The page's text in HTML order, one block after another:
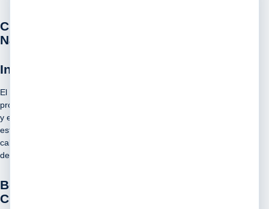
CHILE SHAMPOO CONCENTRADO Shelo
Nabel: Beneficios y usos
Introducción
El
producto innovador que ha revolucionado el mundo de la belleza
y el cuidado capilar. Con ingredientes naturales como el chile,
este shampoo concentrado ofrece una serie de beneficios para el
cabello, desde la estimulación del crecimiento hasta la prevención
de la caída.
Beneficios del CHILE SHAMPOO
CONCENTRADO Shelo Nabel